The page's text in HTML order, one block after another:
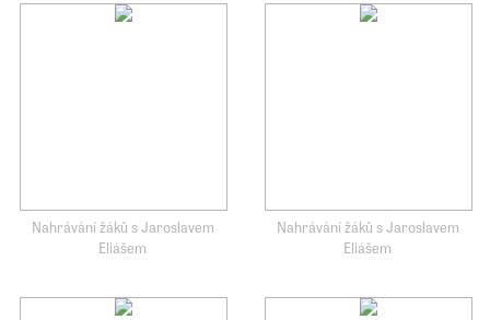
Nahrávání žáků s Jaroslavem
Eliášem
Nahrávání žáků s Jaroslavem
Eliášem